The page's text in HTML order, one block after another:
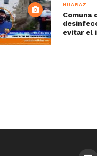
HUARAZ
Comuna
evitar el